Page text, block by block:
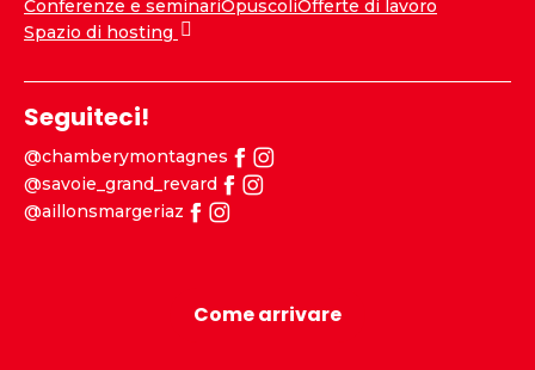
Conferenze e seminariOpuscoliOfferte di lavoro
Spazio di hosting
Seguiteci!
@chamberymontagnes
@savoie_grand_revard
@aillonsmargeriaz
Come arrivare